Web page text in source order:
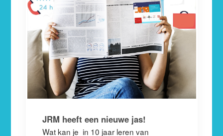
JRM heeft een nieuwe jas!
Wat kan je in 10 jaar leren van